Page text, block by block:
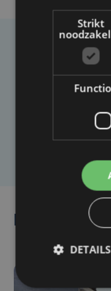
Heb je een
Lees ook
Strikt